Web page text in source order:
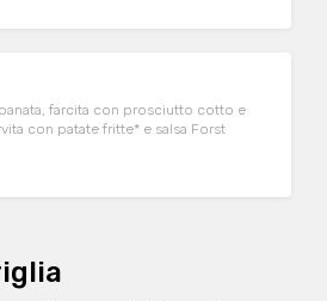
farcita con prosciutto cotto e
con patate fritte* e salsa Forst